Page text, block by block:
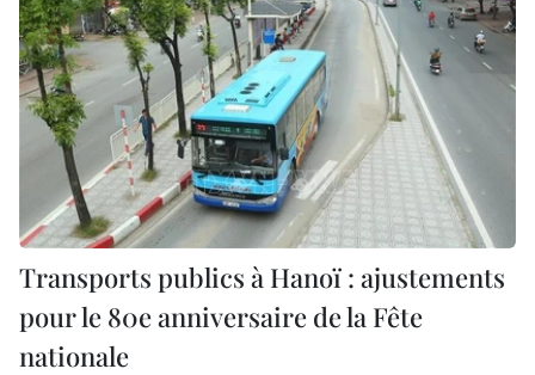
Transports publics à Hanoï : ajustements
pour le 80e anniversaire de la Fête
nationale